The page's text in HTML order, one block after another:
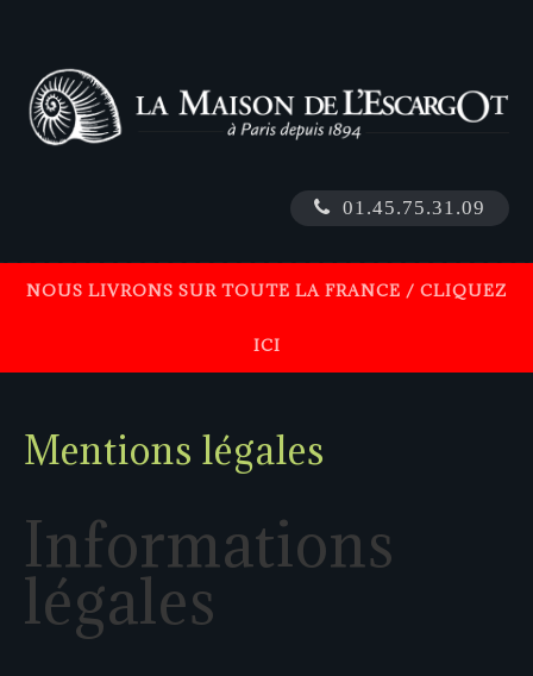
01.45.75.31.09
NOUS LIVRONS SUR TOUTE LA FRANCE / CLIQUEZ
ICI
Mentions légales
Informations
légales